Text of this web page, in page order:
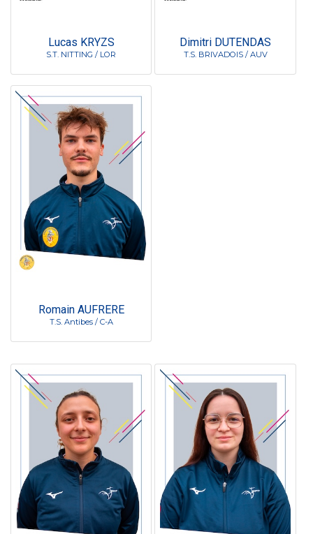
Lucas KRYZS
S.T. NITTING / LOR
Dimitri DUTENDAS
T.S. BRIVADOIS / AUV
Romain AUFRERE
T.S. Antibes / C-A